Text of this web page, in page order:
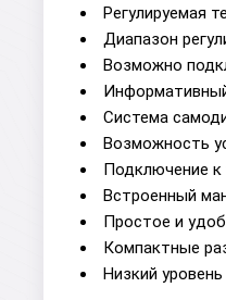
Регулируемая
Диапазон
Возможно
Система
Возможность
Подключение к
Встроенный
Простое и
Компактные
Низкий